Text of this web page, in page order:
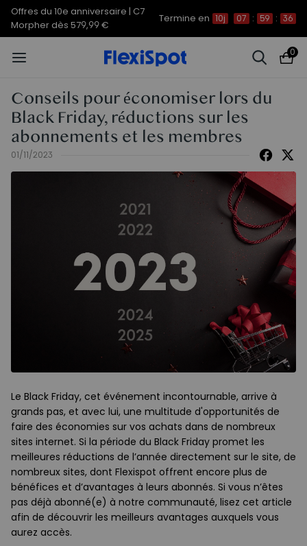
Offres du 10e anniversaire | C7
Morpher dès 579,99 €
Termine en 10j 07 : 59 : 35
0
Conseils pour économiser lors du
Black Friday, réductions sur les
abonnements et les membres
01/11/2023
Le Black Friday, cet événement incontournable, arrive à
grands pas, et avec lui, une multitude d'opportunités de
faire des économies sur vos achats dans de nombreux
sites internet. Si la période du Black Friday promet les
meilleures réductions de l’année directement sur le site, de
nombreux sites, dont Flexispot offrent encore plus de
bénéfices et d’avantages à leurs abonnés. Si vous n’êtes
pas déjà abonné(e) à notre communauté, lisez cet article
afin de découvrir les meilleurs avantages auxquels vous
aurez accès.